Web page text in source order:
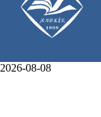
2026-08-08